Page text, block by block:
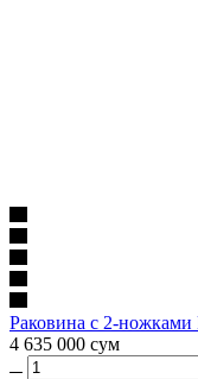
Раковина с 2-
4 635 000 сум